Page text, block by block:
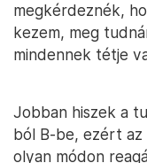
megkérdeznék,
kezem, meg
mindennek tétje
Jobban hiszek a
ból B-be, ezért
olyan módon